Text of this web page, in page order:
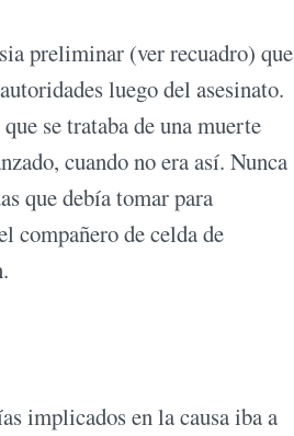
preliminar (ver recuadro) que
luego del asesinato.
se trataba de una muerte
cuando no era así. Nunca
que debía tomar para
compañero de celda de
implicados en la causa iba a